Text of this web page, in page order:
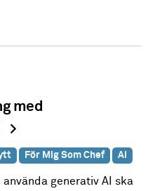
med
För Mig Som Chef AI
generativ AI ska